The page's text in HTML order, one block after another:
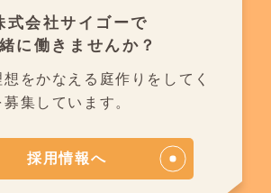
式会社サイゴーで
に働きませんか？
想をかなえる庭作りを してく
集しています。
採用情報へ